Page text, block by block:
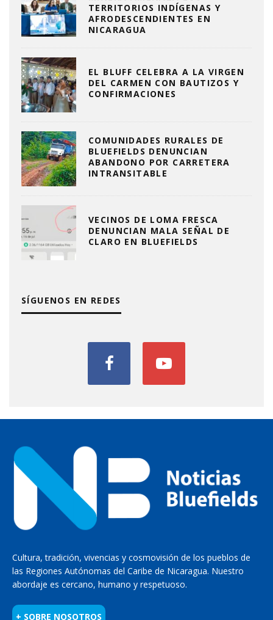
TERRITORIOS INDÍGENAS Y
AFRODESCENDIENTES EN
NICARAGUA
EL BLUFF CELEBRA A LA VIRGEN
DEL CARMEN CON BAUTIZOS Y
CONFIRMACIONES
COMUNIDADES RURALES DE
BLUEFIELDS DENUNCIAN
ABANDONO POR CARRETERA
INTRANSITABLE
VECINOS DE LOMA FRESCA
DENUNCIAN MALA SEÑAL DE
CLARO EN BLUEFIELDS
SÍGUENOS EN REDES
Cultura, tradición, vivencias y cosmovisión de los pueblos de
las Regiones Autónomas del Caribe de Nicaragua. Nuestro
abordaje es cercano, humano y respetuoso.
+ SOBRE NOSOTROS